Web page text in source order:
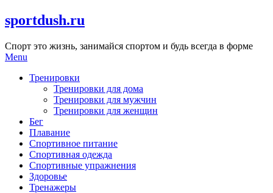
Skip
to
sportdush.ru
Спорт это жизнь, занимайся спортом и будь всегда в форме
Menu
Тренировки
Тренировки для дома
Тренировки для мужчин
Тренировки для женщин
Бег
Плавание
Спортивное питание
Спортивная одежда
Спортивные упражнения
Здоровье
Тренажеры